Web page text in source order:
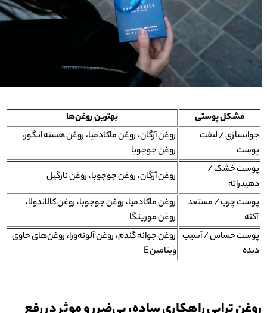
مشکل پوستی
بهترین روغن‌ها
جوانسازی / لیفت
پوست
روغن آرگان، روغن ماکادمیا، روغن هسته انگور،
روغن جوجوبا
پوست خشک /
دهیدراته
روغن آرگان، روغن جوجوبا، روغن نارگیل
پوست چرب / مستعد
آکنه
روغن ماکادمیا، روغن جوجوبا، روغن کالاندولا،
روغن مورینگا
پوست حساس / آسیب
دیده
روغن جوانه گندم، روغن آلوئه‌ورا، روغن‌های حاوی
ویتامین E